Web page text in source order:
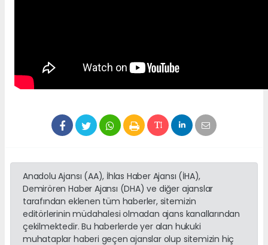
Anadolu Ajansı (AA), İhlas Haber Ajansı (İHA),
Demirören Haber Ajansı (DHA) ve diğer ajanslar
tarafından eklenen tüm haberler, sitemizin
editörlerinin müdahalesi olmadan ajans kanallarından
çekilmektedir. Bu haberlerde yer alan hukuki
muhataplar haberi geçen ajanslar olup sitemizin hiç